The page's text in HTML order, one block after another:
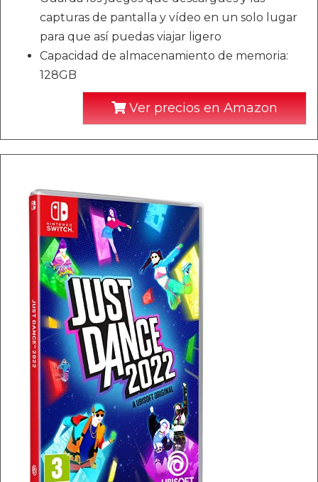
capturas de pantalla y vídeo en un solo lugar
para que así puedas viajar ligero
Capacidad de almacenamiento de memoria:
128GB
Ver precios en Amazon